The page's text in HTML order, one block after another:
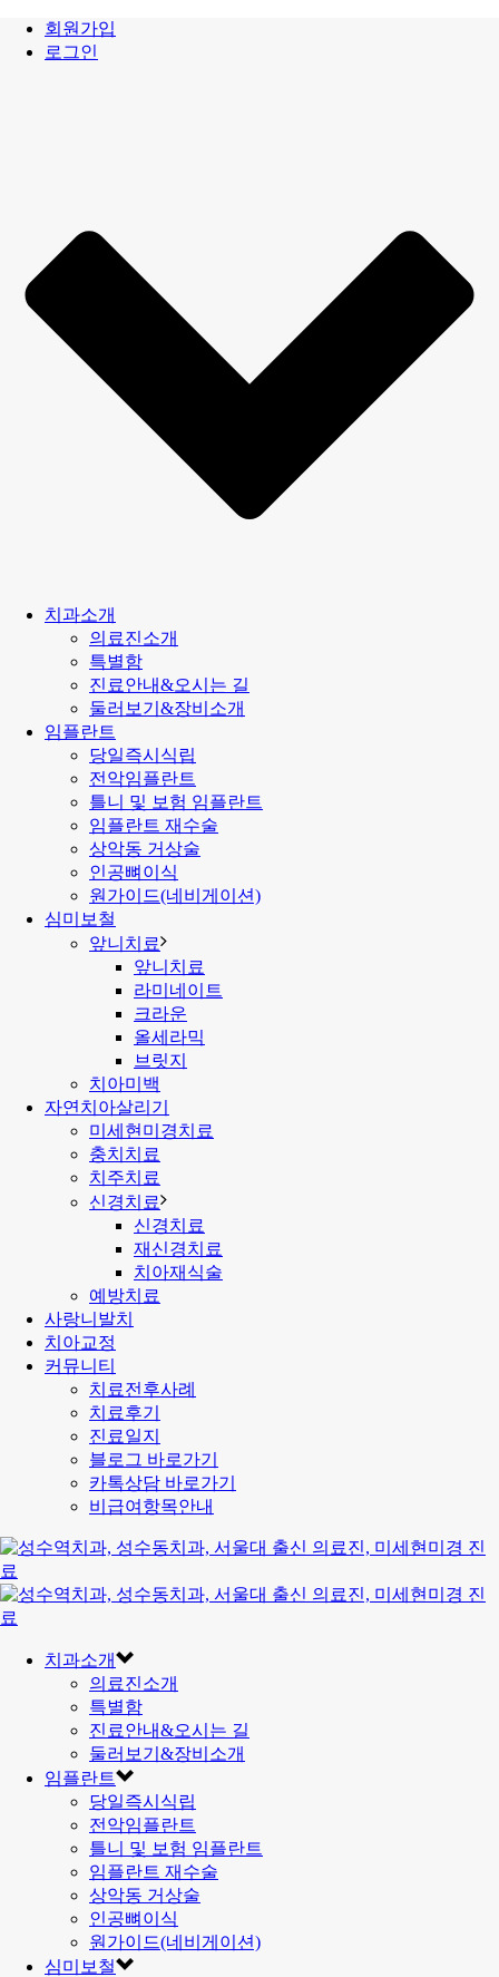
회원가입
로그인
치과소개
의료진소개
특별함
진료안내&오시는 길
둘러보기&장비소개
임플란트
당일즉시식립
전악임플란트
틀니 및 보험 임플란트
임플란트 재수술
상악동 거상술
인공뼈이식
원가이드(네비게이션)
심미보철
앞니치료
앞니치료
라미네이트
크라운
올세라믹
브릿지
치아미백
자연치아살리기
미세현미경치료
충치치료
치주치료
신경치료
신경치료
재신경치료
치아재식술
예방치료
사랑니발치
치아교정
커뮤니티
치료전후사례
치료후기
진료일지
블로그 바로가기
카톡상담 바로가기
비급여항목안내
치과소개
의료진소개
특별함
진료안내&오시는 길
둘러보기&장비소개
임플란트
당일즉시식립
전악임플란트
틀니 및 보험 임플란트
임플란트 재수술
상악동 거상술
인공뼈이식
원가이드(네비게이션)
심미보철